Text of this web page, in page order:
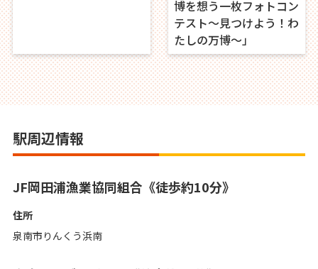
博を想う一枚フォトコン
テスト～見つけよう！わ
たしの万博～」
駅周辺情報
JF岡田浦漁業協同組合《徒歩約10分》
住所
泉南市りんくう浜南